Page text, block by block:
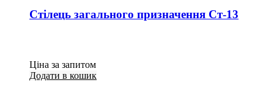
Стілець загального призначення Ст-13
Ціна за запитом
Додати в кошик